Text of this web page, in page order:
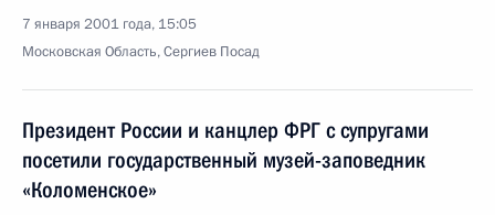
7 января 2001 года, 15:05
Московская Область, Сергиев Посад
Президент России и канцлер ФРГ с супругами
посетили государственный музей-заповедник
«Коломенское»